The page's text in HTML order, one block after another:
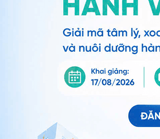
Quý khách vui lòng bấm sốHOTLINE ,
và đặt lịch khám tự động trên ứng dụng
nơi ngay trên ứng dụng.
loạn kinh nguyệt